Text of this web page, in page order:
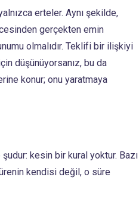
erteler. Aynı şekilde,
gerçekten emin
olmalıdır. Teklifi bir ilişkiyi
düşünüyorsanız, bu da
konur; onu yaratmaya
kesin bir kural yoktur. Bazı
kendisi değil, o süre